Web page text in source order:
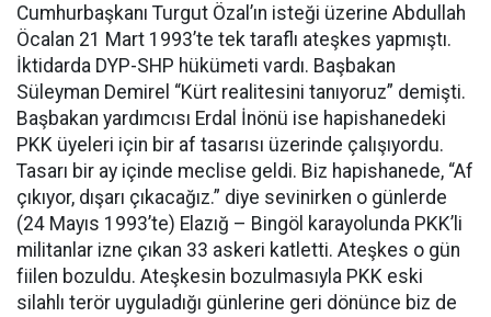
Cumhurbaşkanı Turgut Özal’ın isteği üzerine Abdullah
Öcalan 21 Mart 1993’te tek taraflı ateşkes yapmıştı.
İktidarda DYP-SHP hükümeti vardı. Başbakan
Süleyman Demirel “Kürt realitesini tanıyoruz” demişti.
Başbakan yardımcısı Erdal İnönü ise hapishanedeki
PKK üyeleri için bir af tasarısı üzerinde çalışıyordu.
Tasarı bir ay içinde meclise geldi. Biz hapishanede, “Af
çıkıyor, dışarı çıkacağız.” diye sevinirken o günlerde
(24 Mayıs 1993’te) Elazığ – Bingöl karayolunda PKK’li
militanlar izne çıkan 33 askeri katletti. Ateşkes o gün
fiilen bozuldu. Ateşkesin bozulmasıyla PKK eski
silahlı terör uyguladığı günlerine geri dönünce biz de